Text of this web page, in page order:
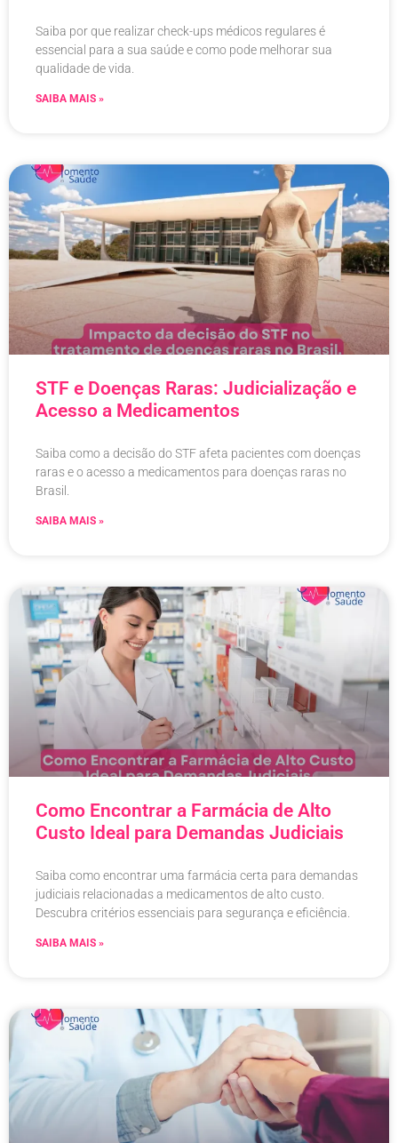
Saiba por que realizar check-ups médicos regulares é
essencial para a sua saúde e como pode melhorar sua
qualidade de vida.
SAIBA MAIS »
STF e Doenças Raras: Judicialização e
Acesso a Medicamentos
Saiba como a decisão do STF afeta pacientes com doenças
raras e o acesso a medicamentos para doenças raras no
Brasil.
SAIBA MAIS »
Como Encontrar a Farmácia de Alto
Custo Ideal para Demandas Judiciais
Saiba como encontrar uma farmácia certa para demandas
judiciais relacionadas a medicamentos de alto custo.
Descubra critérios essenciais para segurança e eficiência.
SAIBA MAIS »